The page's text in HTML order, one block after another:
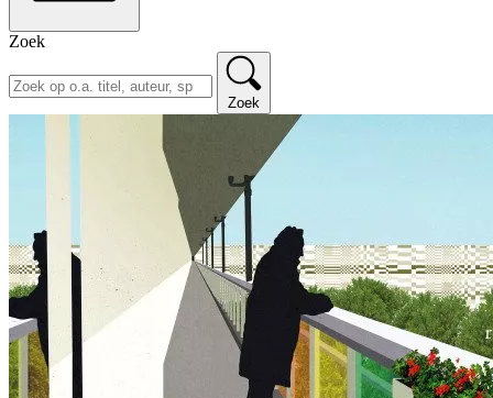
Zoek
Zoek